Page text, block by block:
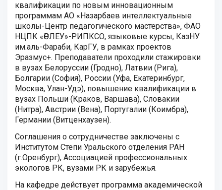
квалификации по новым инновационным
программам АО «Назарбаев интеллектуальные
школы-Центр педагогического мастерства», ФАО
НЦПК «ӨРЛЕУ»-РИПКСО, языковые курсы, КазНУ
им.аль-Фараби, КарГУ, в рамках проектов
Эразмус+. Преподаватели проходили стажировки
в вузах Белоруссии (Гродно), Латвии (Рига),
Болгарии (София), России (Уфа, Екатеринбург,
Москва, Улан-Удэ), повышение квалификации в
вузах Польши (Краков, Варшава), Словакии
(Нитра), Австрии (Вена), Португалии (Коимбра),
Германии (Витценхаузен).
Соглашения о сотрудничестве заключены с
Институтом Степи Уральского отделения РАН
(г.Оренбург), Ассоциацией профессиональных
экологов РК, вузами РК и зарубежья.
На кафедре действует программа академической